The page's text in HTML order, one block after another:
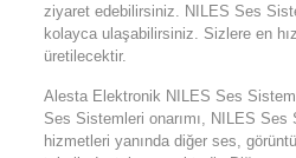
ziyaret edebilirsiniz. NILES Ses
kolayca ulaşabilirsiniz. Sizlere en
üretilecektir.
Alesta Elektronik NILES Ses
Ses Sistemleri onarımı, NILES
hizmetleri yanında diğer ses,